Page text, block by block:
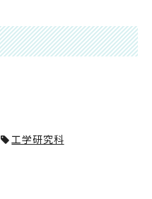
工学研究科